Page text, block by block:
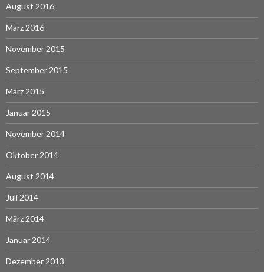
August 2016
März 2016
November 2015
September 2015
März 2015
Januar 2015
November 2014
Oktober 2014
August 2014
Juli 2014
März 2014
Januar 2014
Dezember 2013